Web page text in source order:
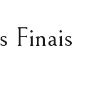
Finais